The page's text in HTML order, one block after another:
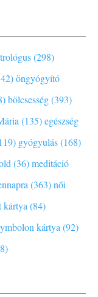
(298)
öngyógyító
bölcsesség (393)
(135)egészség
gyógyulás (168)
(36)meditáció
(363)női
(84)
kártya (92)